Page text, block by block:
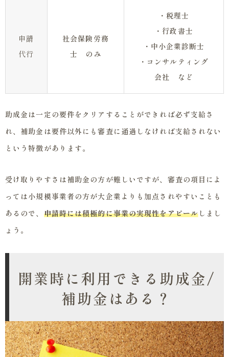
申請
代行
社会保険労務
士 のみ
・税理士
・行政書士
・中小企業診断士
・コンサルティング
会社 など
助成金は一定の要件をクリアすることができれば必ず支給さ
れ、補助金は要件以外にも審査に通過しなければ支給されない
という特徴があります。
受け取りやすさは補助金の方が難しいですが、審査の項目によ
っては小規模事業者の方が大企業よりも加点されやすいことも
あるので、 申請時には積極的に事業の実現性をアピールしまし
ょう。
開業時に利用できる助成金/
補助金はある？